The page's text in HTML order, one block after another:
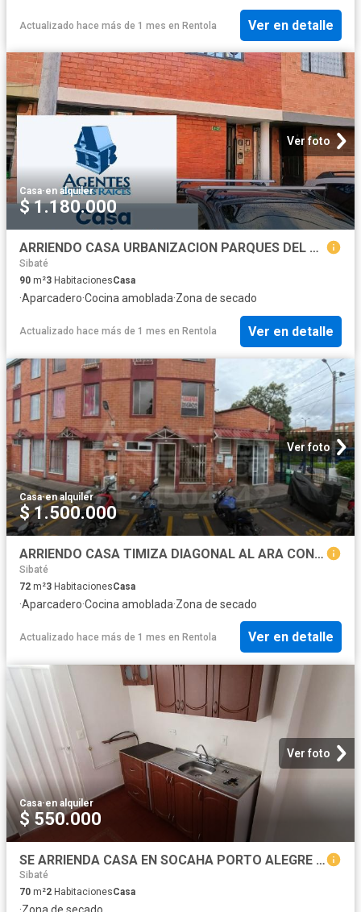
Actualizado hace más de 1 mes en Rentola Ver en detalle
Ver foto
Casa·en alquiler
$ 1.180.000
ARRIENDO CASA URBANIZACION PARQUES DEL MUNA
Sibaté
90 m²3 HabitacionesCasa
·Aparcadero·Cocina amoblada·Zona de secado
Actualizado hace más de 1 mes en Rentola Ver en detalle
Ver foto
Casa·en alquiler
$ 1.500.000
ARRIENDO CASA TIMIZA DIAGONAL AL ARA CONJUNTO TIMIZA CENTRAL
Sibaté
72 m²3 HabitacionesCasa
·Aparcadero·Cocina amoblada·Zona de secado
Actualizado hace más de 1 mes en Rentola Ver en detalle
Ver foto
Casa·en alquiler
$ 550.000
SE ARRIENDA CASA EN SOCAHA PORTO ALEGRE CERCA A SAN MATEO
Sibaté
70 m²2 HabitacionesCasa